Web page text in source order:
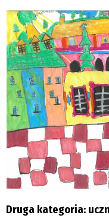
Druga kategoria: